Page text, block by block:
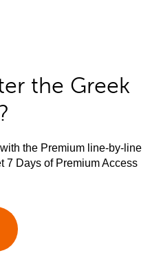
the Greek
the Premium line-by-line
7 Days of Premium Access